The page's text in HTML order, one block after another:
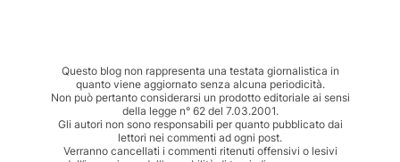
Questo blog non rappresenta una testata giornalistica in
quanto viene aggiornato senza alcuna periodicità.
Non può pertanto considerarsi un prodotto editoriale ai sensi
della legge n° 62 del 7.03.2001.
Gli autori non sono responsabili per quanto pubblicato dai
lettori nei commenti ad ogni post.
Verranno cancellati i commenti ritenuti offensivi o lesivi